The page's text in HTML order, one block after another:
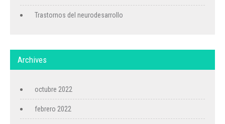
Trastornos del neurodesarrollo
Archives
octubre 2022
febrero 2022